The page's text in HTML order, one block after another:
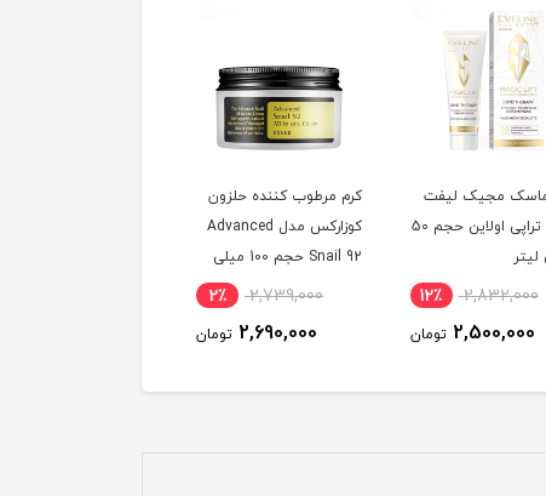
مجیک لیفت
کرایو تراپی اولاین حجم 50
2,832,000 12٪
2,500,000 تومان
کرم مرطوب کننده حلزون
کوزارکس مدل Advanced
Snail 92 حجم 100 میلی
2,739,000 2٪
2,690,000 تومان